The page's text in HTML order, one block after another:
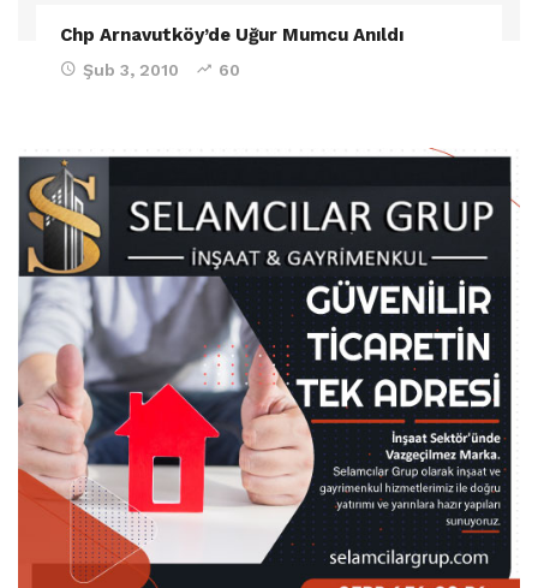
Chp Arnavutköy’de Uğur Mumcu Anıldı
Şub 3, 2010 60